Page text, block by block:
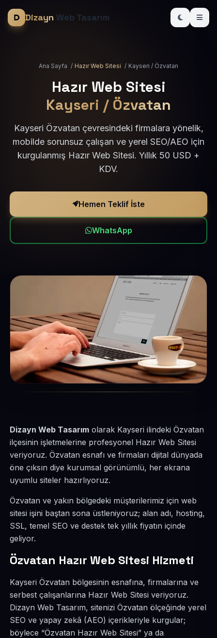
Dizayn Web Tasarım
Ana Sayfa / Hazır Web Sitesi / Kayseri / Özvatan
Hazır Web Sitesi
Kayseri / Özvatan
Kayseri Özvatan çevresindeki firmalara yönelik,
mobilde sorunsuz çalışan ve yerel SEO/AEO için
kurgulanmış Hazır Web Sitesi. Yıllık 50 USD +
KDV.
Hemen Teklif İste
WhatsApp
Dizayn Web Tasarım olarak Kayseri ilindeki Özvatan
ilçesinin işletmelerine profesyonel Hazır Web Sitesi
veriyoruz. Özvatan esnafı ve firmaları dijital dünyada
öne çıksın diye kurumsal görünümlü, her ekrana
uyumlu siteler hazırlıyoruz.
Özvatan ve yakın bölgedeki müşterilerimiz için web
sitesi işini baştan sona üstleniyoruz; alan adı, hosting,
SSL, temel SEO ve destek tek yıllık fiyatın içinde
geliyor.
Özvatan Hazır Web Sitesi Hizmeti
Kayseri Özvatan bölgesinin esnafına, firmalarına ve
serbest çalışanlarına Hazır Web Sitesi veriyoruz.
Dizayn Web Tasarım, sitenizi Özvatan ölçeğinde yerel
SEO ve yapay zekâ (AEO) içerikleriyle kurgular;
böylece “Özvatan Hazır Web Sitesi” ya da